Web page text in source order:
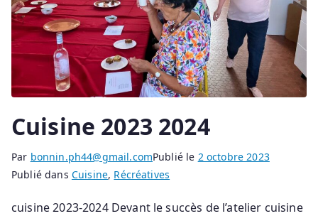
Cuisine 2023 2024
Par bonnin.ph44@gmail.comPublié le 2 octobre 2023
Publié dans Cuisine, Récréatives
cuisine 2023-2024 Devant le succès de l’atelier cuisine